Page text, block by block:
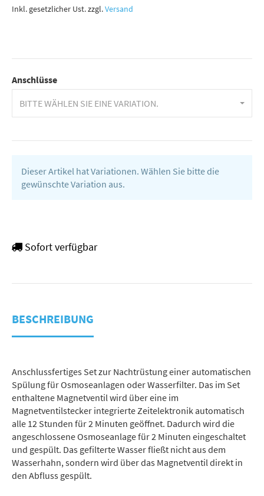
Inkl. gesetzlicher Ust. zzgl.Versand
Anschlüsse
BITTE WÄHLEN SIE EINE VARIATION.
Dieser Artikel hat Variationen. Wählen Sie bitte die
gewünschte Variation aus.
Sofort verfügbar
BESCHREIBUNG
Anschlussfertiges Set zur Nachtrüstung einer automatischen
Spülung für Osmoseanlagen oder Wasserfilter. Das im Set
enthaltene Magnetventil wird über eine im
Magnetventilstecker integrierte Zeitelektronik automatisch
alle 12 Stunden für 2 Minuten geöffnet. Dadurch wird die
angeschlossene Osmoseanlage für 2 Minuten eingeschaltet
und gespült. Das gefilterte Wasser fließt nicht aus dem
Wasserhahn, sondern wird über das Magnetventil direkt in
den Abfluss gespült.